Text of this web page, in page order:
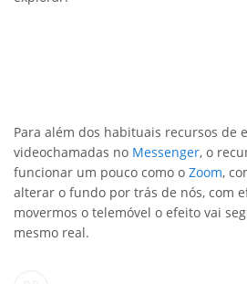
Para além dos habituais recursos de
videochamadas no Messenger, o
funcionar um pouco como o Zoom,
alterar o fundo por trás de nós, com
movermos o telemóvel o efeito vai
mesmo real.